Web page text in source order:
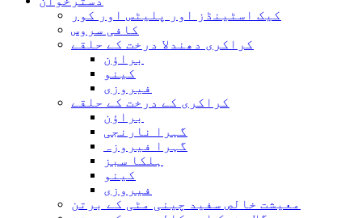
کیک اسٹینڈز اور پلیٹس اور کور
کافی سروس
کراکری دھندلا درخت کے حلقے
براؤن
کینو
فیروزی
کراکری کے درخت کے حلقے
براؤن
گہرا نارنجی
گہرا فیروزہ
ہلکا سبز
کینو
فیروزی
معیشت خالص سفید چینی مٹی کے برتن